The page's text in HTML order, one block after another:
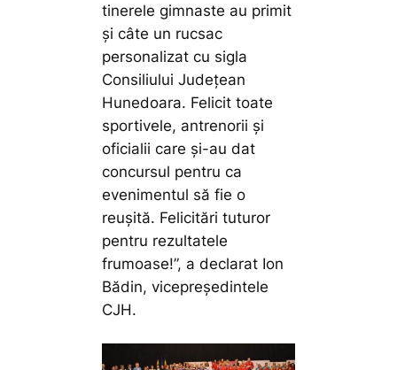
tinerele gimnaste au primit
și câte un rucsac
personalizat cu sigla
Consiliului Județean
Hunedoara. Felicit toate
sportivele, antrenorii și
oficialii care și-au dat
concursul pentru ca
evenimentul să fie o
reușită. Felicitări tuturor
pentru rezultatele
frumoase!”, a declarat Ion
Bădin, vicepreședintele
CJH.